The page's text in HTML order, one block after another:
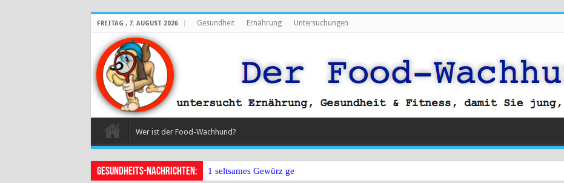
FREITAG , 7. AUGUST 2026 Gesundheit Ernährung Untersuchungen
Wer ist der Food-Wachhund?
Gesundheits-Nachrichten: 1 seltsames Gewürz gegen Bauchfett?